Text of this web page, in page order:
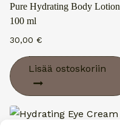
Pure Hydrating Body Lotion
100 ml
30,00 €
Lisää ostoskoriin